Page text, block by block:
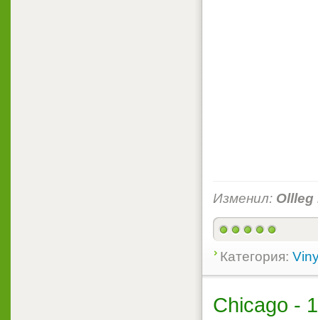
Изменил: Ollleg
Категория:
Chicago -